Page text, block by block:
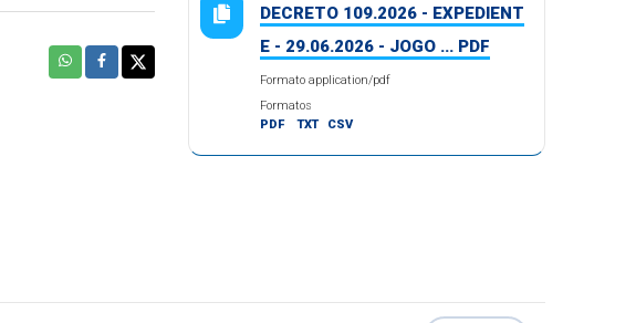
DECRETO 109.2026 - EXPEDIENT
E - 29.06.2026 - JOGO ... PDF
Formato application/pdf
Formatos
PDF
TXT CSV